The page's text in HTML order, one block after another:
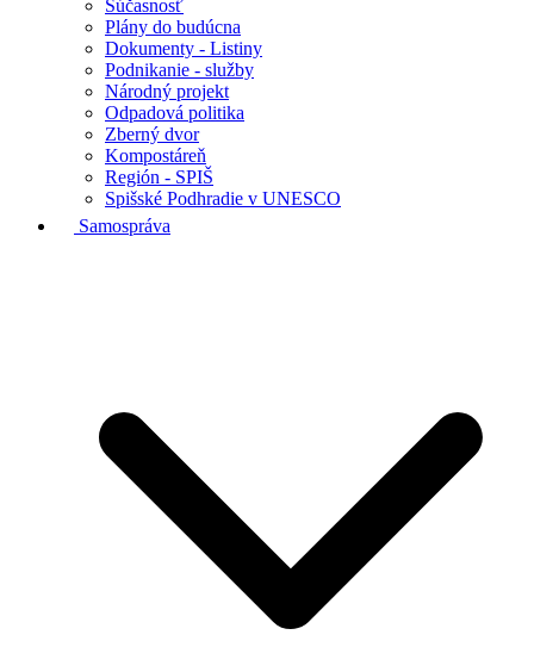
Súčasnosť
Plány do budúcna
Dokumenty - Listiny
Podnikanie - služby
Národný projekt
Odpadová politika
Zberný dvor
Kompostáreň
Región - SPIŠ
Spišské Podhradie v UNESCO
Samospráva